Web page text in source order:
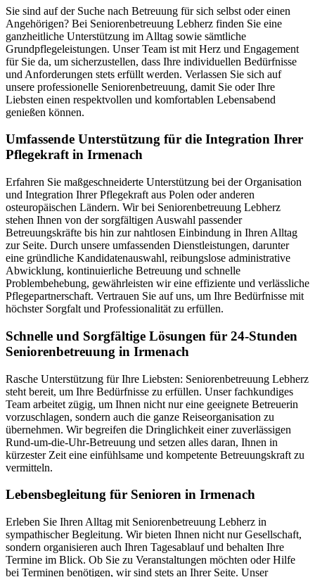
Sie sind auf der Suche nach Betreuung für sich selbst oder einen
Angehörigen? Bei Seniorenbetreuung Lebherz finden Sie eine
ganzheitliche Unterstützung im Alltag sowie sämtliche
Grundpflegeleistungen. Unser Team ist mit Herz und Engagement
für Sie da, um sicherzustellen, dass Ihre individuellen Bedürfnisse
und Anforderungen stets erfüllt werden. Verlassen Sie sich auf
unsere professionelle Seniorenbetreuung, damit Sie oder Ihre
Liebsten einen respektvollen und komfortablen Lebensabend
genießen können.
Umfassende Unterstützung für die Integration Ihrer
Pflegekraft in Irmenach
Erfahren Sie maßgeschneiderte Unterstützung bei der Organisation
und Integration Ihrer Pflegekraft aus Polen oder anderen
osteuropäischen Ländern. Wir bei Seniorenbetreuung Lebherz
stehen Ihnen von der sorgfältigen Auswahl passender
Betreuungskräfte bis hin zur nahtlosen Einbindung in Ihren Alltag
zur Seite. Durch unsere umfassenden Dienstleistungen, darunter
eine gründliche Kandidatenauswahl, reibungslose administrative
Abwicklung, kontinuierliche Betreuung und schnelle
Problembehebung, gewährleisten wir eine effiziente und verlässliche
Pflegepartnerschaft. Vertrauen Sie auf uns, um Ihre Bedürfnisse mit
höchster Sorgfalt und Professionalität zu erfüllen.
Schnelle und Sorgfältige Lösungen für 24-Stunden
Seniorenbetreuung in Irmenach
Rasche Unterstützung für Ihre Liebsten: Seniorenbetreuung Lebherz
steht bereit, um Ihre Bedürfnisse zu erfüllen. Unser fachkundiges
Team arbeitet zügig, um Ihnen nicht nur eine geeignete Betreuerin
vorzuschlagen, sondern auch die ganze Reiseorganisation zu
übernehmen. Wir begreifen die Dringlichkeit einer zuverlässigen
Rund-um-die-Uhr-Betreuung und setzen alles daran, Ihnen in
kürzester Zeit eine einfühlsame und kompetente Betreuungskraft zu
vermitteln.
Lebensbegleitung für Senioren in Irmenach
Erleben Sie Ihren Alltag mit Seniorenbetreuung Lebherz in
sympathischer Begleitung. Wir bieten Ihnen nicht nur Gesellschaft,
sondern organisieren auch Ihren Tagesablauf und behalten Ihre
Termine im Blick. Ob Sie zu Veranstaltungen möchten oder Hilfe
bei Terminen benötigen, wir sind stets an Ihrer Seite. Unser